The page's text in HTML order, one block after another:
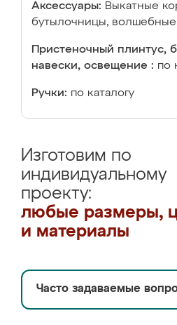
Аксессуары: Выкатные
бутылочницы, волшебные
Пристеночный плинтус,
навески, освещение : по
Ручки: по каталогу
Изготовим по
индивидуальному
проекту:
любые размеры,
и материалы
Часто задаваемые